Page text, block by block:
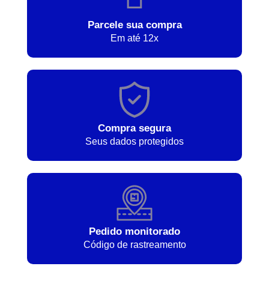
Parcele sua compra
Em até 12x
Compra segura
Seus dados protegidos
Pedido monitorado
Código de rastreamento